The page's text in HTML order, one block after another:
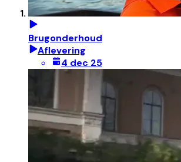
Brugonderhoud
Aflevering
4 dec 25